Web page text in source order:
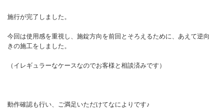
施行が完了しました。
今回は使用感を重視し、施錠方向を前回とそろえるために、あえて逆向
きの施工をしました。
（イレギュラーなケースなのでお客様と相談済みです）
動作確認も行い、ご満足いただけてなによりです♪